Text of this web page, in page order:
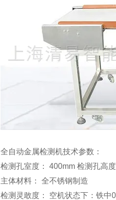
全自动金属检测机技术参数：
检测孔室度： 400mm 检测孔高
主体材料： 全不锈钢制造
检测灵敢度： 空机状态下：铁中